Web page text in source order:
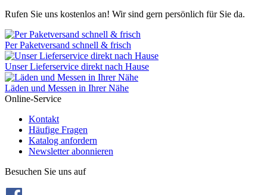
Rufen Sie uns kostenlos an! Wir sind gern persönlich für Sie da.
Per Paketversand schnell & frisch
Unser Lieferservice direkt nach Hause
Läden und Messen in Ihrer Nähe
Online-Service
Kontakt
Häufige Fragen
Katalog anfordern
Newsletter abonnieren
Besuchen Sie uns auf